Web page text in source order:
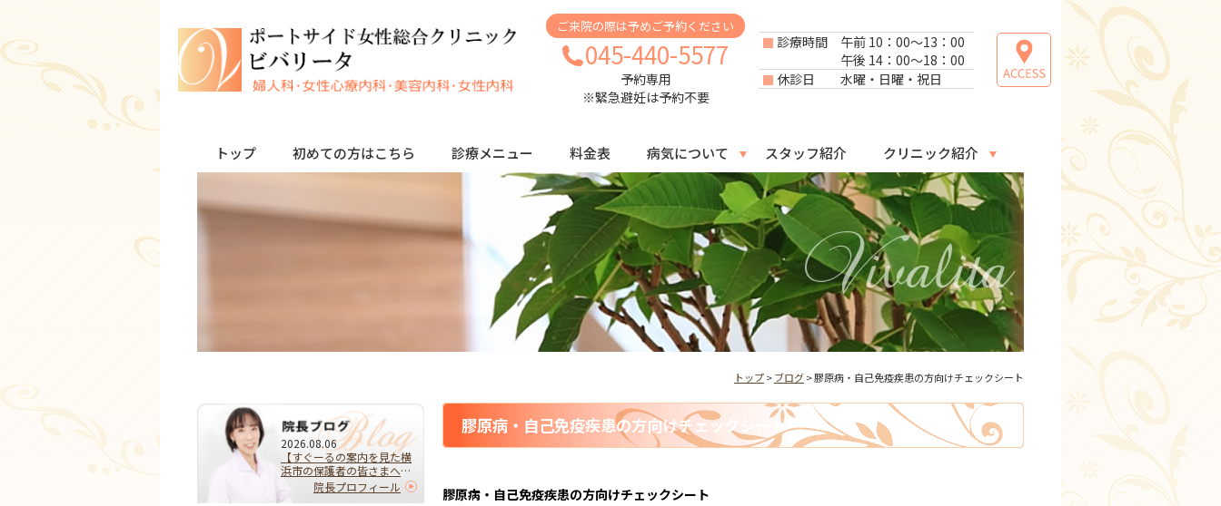
ご来院の際は予めご予約ください
045-440-5577
予約専用
※緊急避妊は予約不要
診療時間
午前 10：00～13：00
午後 14：00～18：00
休診日
水曜・日曜・祝日
トップ 初めての方はこちら 診療メニュー 料金表 病気について スタッフ紹介 クリニック紹介
トップ>ブログ> 膠原病・自己免疫疾患の方向けチェックシート
膠原病・自己免疫疾患の方向けチェックシート
膠原病・自己免疫疾患の方向けチェックシート
2026.08.06
【すぐーるの案内を見た横
浜市の保護者の皆さまへ】
HPVワクチンを受けるべ
き？迷ったらまず相談を｜
院長プロフィール